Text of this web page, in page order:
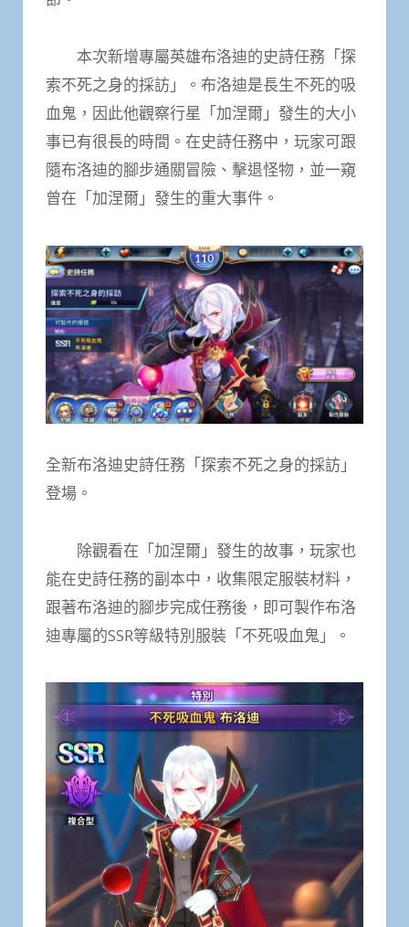
本次新增專屬英雄布洛迪的史詩任務「探
索不死之身的採訪」。布洛迪是長生不死的吸
血鬼，因此他觀察行星「加涅爾」發生的大小
事已有很長的時間。在史詩任務中，玩家可跟
隨布洛迪的腳步通關冒險、擊退怪物，並一窺
曾在「加涅爾」發生的重大事件。
全新布洛迪史詩任務「探索不死之身的採訪」
登場。
除觀看在「加涅爾」發生的故事，玩家也
能在史詩任務的副本中，收集限定服裝材料，
跟著布洛迪的腳步完成任務後，即可製作布洛
迪專屬的SSR等級特別服裝「不死吸血鬼」。